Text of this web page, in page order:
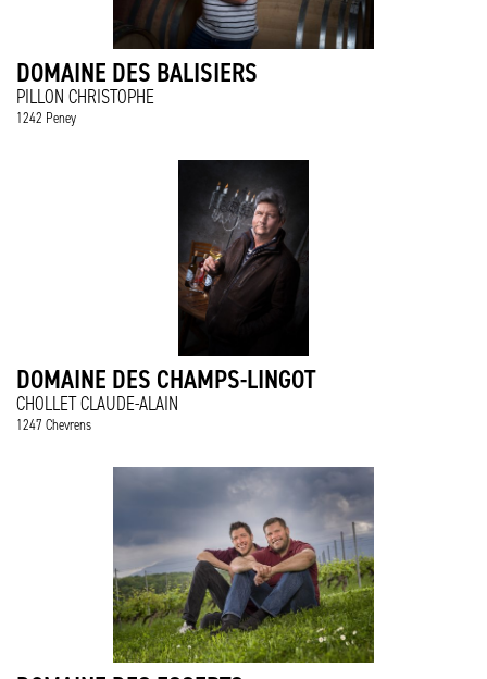
DOMAINE DES BALISIERS
PILLON CHRISTOPHE
1242 Peney
DOMAINE DES CHAMPS-LINGOT
CHOLLET CLAUDE-ALAIN
1247 Chevrens